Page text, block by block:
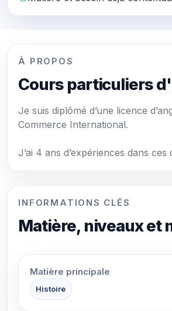
À PROPOS
Cours particuliers
Je suis diplômé d’une licence
Commerce International.
J’ai 4 ans d’expériences dans ces
INFORMATIONS CLÉS
Matière, niveaux et
Matière principale
Histoire